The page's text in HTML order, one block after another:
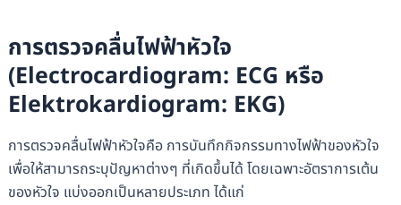
การตรวจคลื่นไฟฟ้าหัวใจ
(Electrocardiogram: ECG หรือ
Elektrokardiogram: EKG)
การตรวจคลื่นไฟฟ้าหัวใจคือ การบันทึกกิจกรรมทางไฟฟ้าของหัวใจ
เพื่อให้สามารถระบุปัญหาต่างๆ ที่เกิดขึ้นได้ โดยเฉพาะอัตราการเต้น
ของหัวใจ แบ่งออกเป็นหลายประเภท ได้แก่